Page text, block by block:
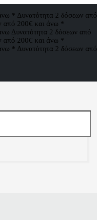
* Δυνατότητα 2 δόσεων από
από 200€ και άνω *
Δυνατότητα 2 δόσεων από
από 200€ και άνω *
* Δυνατότητα 2 δόσεων από